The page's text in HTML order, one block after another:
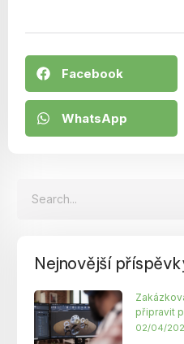
Facebook
WhatsApp
Nejnovější
připravit
02/04/